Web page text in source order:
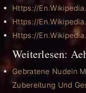
Https://
Https://
Https://
Weiterlesen:
Gebratene Nudeln
Zubereitung Und